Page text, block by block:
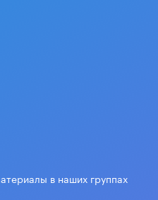
в наших группах